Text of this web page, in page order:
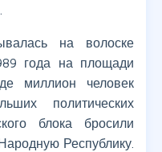
на волоске
года на площади
миллион человек
политических
блока бросили
Республику.